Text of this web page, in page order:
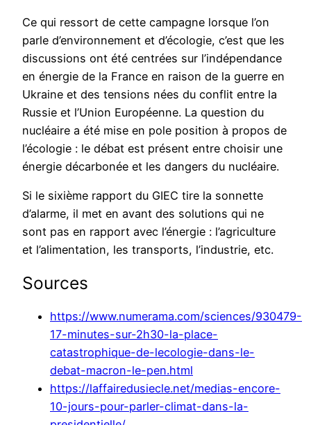
Ce qui ressort de cette campagne lorsque l’on
parle d’environnement et d’écologie, c’est que les
discussions ont été centrées sur l’indépendance
en énergie de la France en raison de la guerre en
Ukraine et des tensions nées du conflit entre la
Russie et l’Union Européenne. La question du
nucléaire a été mise en pole position à propos de
l’écologie : le débat est présent entre choisir une
énergie décarbonée et les dangers du nucléaire.
Si le sixième rapport du GIEC tire la sonnette
d’alarme, il met en avant des solutions qui ne
sont pas en rapport avec l’énergie : l’agriculture
et l’alimentation, les transports, l’industrie, etc.
Sources
https://www.numerama.com/sciences/930479-
17-minutes-sur-2h30-la-place-
catastrophique-de-lecologie-dans-le-
debat-macron-le-pen.html
https://laffairedusiecle.net/medias-encore-
10-jours-pour-parler-climat-dans-la-